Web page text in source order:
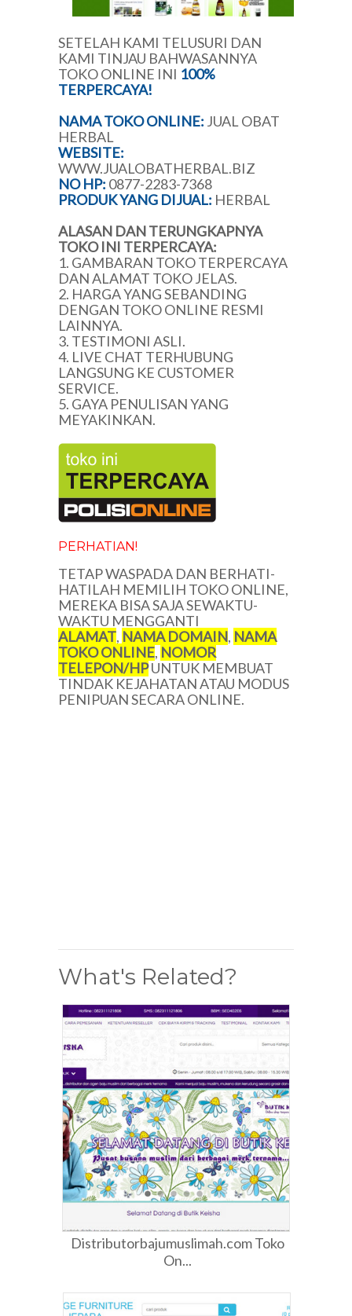
SETELAH KAMI TELUSURI DAN
KAMI TINJAU BAHWASANNYA
TOKO ONLINE INI 100%
TERPERCAYA!
NAMA TOKO ONLINE: JUAL OBAT
HERBAL
WEBSITE:
WWW.JUALOBATHERBAL.BIZ
NO HP: 0877-2283-7368
PRODUK YANG DIJUAL: HERBAL
ALASAN DAN TERUNGKAPNYA
TOKO INI TERPERCAYA:
1. GAMBARAN TOKO TERPERCAYA
DAN ALAMAT TOKO JELAS.
2. HARGA YANG SEBANDING
DENGAN TOKO ONLINE RESMI
LAINNYA.
3. TESTIMONI ASLI.
4. LIVE CHAT TERHUBUNG
LANGSUNG KE CUSTOMER
SERVICE.
5. GAYA PENULISAN YANG
MEYAKINKAN.
PERHATIAN!
TETAP WASPADA DAN BERHATI-
HATILAH MEMILIH TOKO ONLINE,
MEREKA BISA SAJA SEWAKTU-
WAKTU MENGGANTI
ALAMAT, NAMA DOMAIN, NAMA
TOKO ONLINE, NOMOR
TELEPON/HPUNTUK MEMBUAT
TINDAK KEJAHATAN ATAU MODUS
PENIPUAN SECARA ONLINE.
What's Related?
Distributorbajumuslimah.com Toko
On...